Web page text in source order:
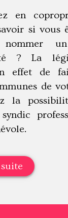
en
si vous
? La
effet de
de
la